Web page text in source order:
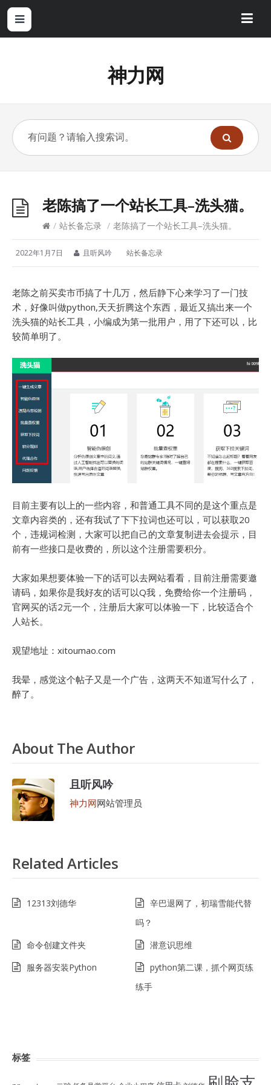
神力网
老陈搞了一个站长工具–洗头猫。
/ 站长备忘录 / 老陈搞了一个站长工具–洗头猫。
2022年1月7日 且听风吟 站长备忘录
老陈之前买卖市币搞了十几万，然后静下心来学习了一门技
术，好像叫做python,天天折腾这个东西，最近又搞出来一个
洗头猫的站长工具，小编成为第一批用户，用了下还可以，比
较简单明了。
目前主要有以上的一些内容，和普通工具不同的是这个重点是
文章内容类的，还有我试了下下拉词也还可以，可以获取20
个，违规词检测，大家可以把自己的文章复制进去会提示，目
前有一些接口是收费的，所以这个注册需要积分。
大家如果想要体验一下的话可以去网站看看，目前注册需要邀
请码，如果你是我好友的话可以Q我，免费给你一个注册码，
官网买的话2元一个，注册后大家可以体验一下，比较适合个
人站长。
观望地址：xitoumao.com
我晕，感觉这个帖子又是一个广告，这两天不知道写什么了，
醉了。
About The Author
且听风吟
神力网网站管理员
Related Articles
12313刘德华
辛巴退网了，初瑞雪能代替
吗？
命令创建文件夹
潜意识思维
服务器安装Python
python第二课，抓个网页练
练手
标签